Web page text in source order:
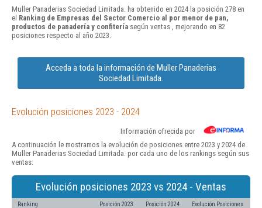
Muller Panaderias Sociedad Limitada. ha obtenido en 2024 la posición 278 en
el Ranking de Empresas del Sector Comercio al por menor de pan,
productos de panadería y confitería según ventas , mejorando en 82
posiciones respecto al año 2023.
Acceda a toda la información de Muller Panaderias
Sociedad Limitada.
Evolución posiciones 2023 - 2024
Información ofrecida por
A continuación le mostramos la evolución de posiciones entre 2023 y 2024 de
Muller Panaderias Sociedad Limitada. por cada uno de los rankings según sus
ventas:
Evolución posiciones 2023 vs 2024 - Ventas
Ranking Posición 2023 Posición 2024 Evolución Posiciones